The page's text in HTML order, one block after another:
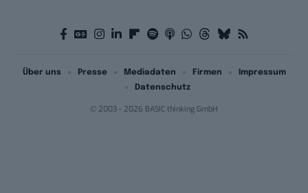
© 2003 - 2026 BASIC thinking GmbH
Über uns Presse Mediadaten Firmen
Impressum
Datenschutz